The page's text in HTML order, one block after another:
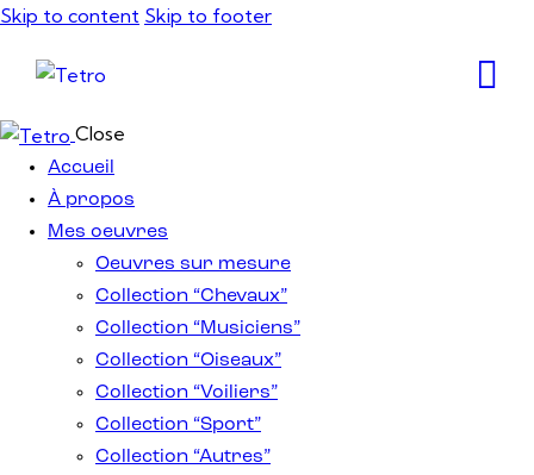
Skip to content Skip to footer
Close
Accueil
À propos
Mes oeuvres
Oeuvres sur mesure
Collection “Chevaux”
Collection “Musiciens”
Collection “Oiseaux”
Collection “Voiliers”
Collection “Sport”
Collection “Autres”